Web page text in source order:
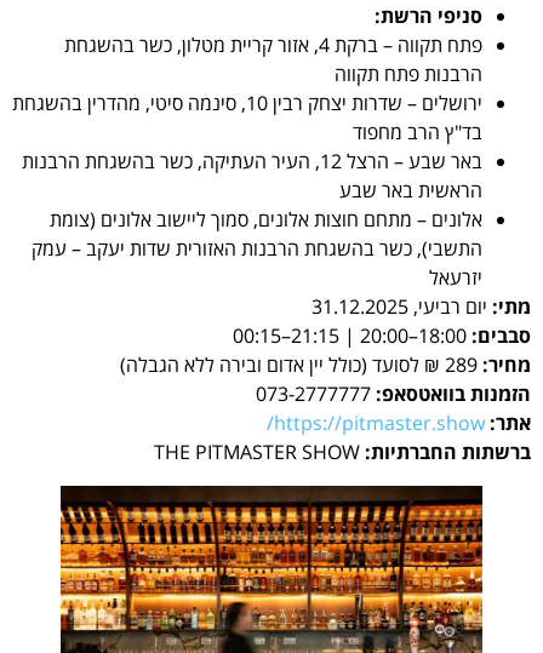
סניפי הרשת:
פתח תקווה – ברקת 4, אזור קריית מטלון, כשר בהשגחת
הרבנות פתח תקווה
ירושלים – שדרות יצחק רבין 10, סינמה סיטי, מהדרין בהשגחת
בד"ץ הרב מחפוד
באר שבע – הרצל 12, העיר העתיקה, כשר בהשגחת הרבנות
הראשית באר שבע
אלונים – מתחם חוצות אלונים, סמוך ליישוב אלונים (צומת
התשבי), כשר בהשגחת הרבנות האזורית שדות יעקב – עמק
יזרעאל
מתי: יום רביעי, 31.12.2025
סבבים:
מחיר:
הזמנות בוואטסאפ:
אתר: https://pitmaster.show/
ברשתות החברתיות: